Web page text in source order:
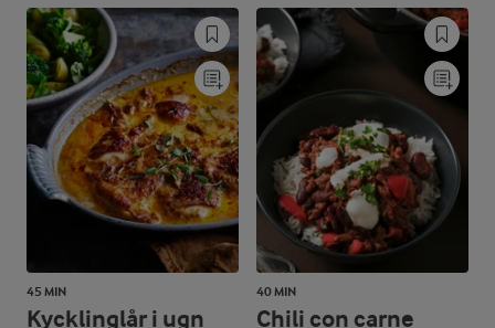
45 MIN
Kycklinglår i ugn
40 MIN
Chili con carne